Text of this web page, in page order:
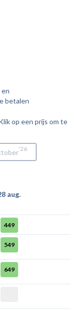
betalen
op een prijs om te
26
aug.
449
549
649